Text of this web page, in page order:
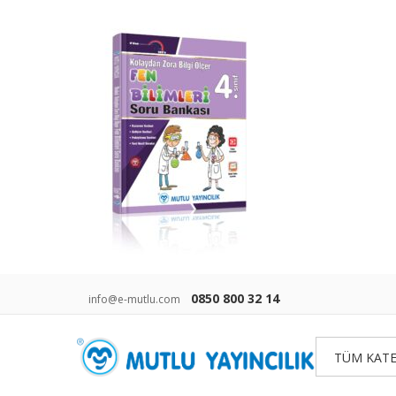
info@e-mutlu.com 0850 800 32 14
TÜM